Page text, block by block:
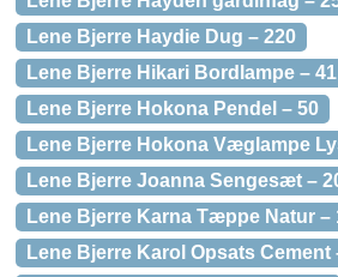
Lene Bjerre Haydie Dug – 220
Lene Bjerre Hikari Bordlampe – 41
Lene Bjerre Hokona Pendel – 50
Lene Bjerre Hokona Væglampe
Lene Bjerre Joanna Sengesæt –
Lene Bjerre Karna Tæppe Natur –
Lene Bjerre Karol Opsats Cement